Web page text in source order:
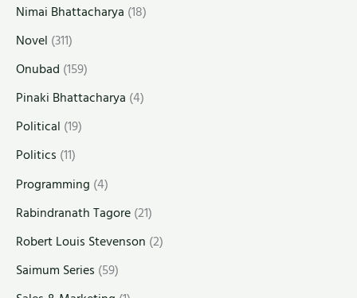
Nimai Bhattacharya (18)
Novel (311)
Onubad (159)
Pinaki Bhattacharya (4)
Political (19)
Politics (11)
Programming (4)
Rabindranath Tagore(21)
Robert Louis Stevenson (2)
Saimum Series (59)